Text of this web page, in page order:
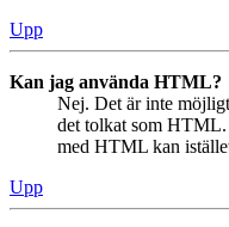
Upp
Kan jag använda HTML?
Nej. Det är inte
det tolkat som HTML.
med HTML kan
Upp